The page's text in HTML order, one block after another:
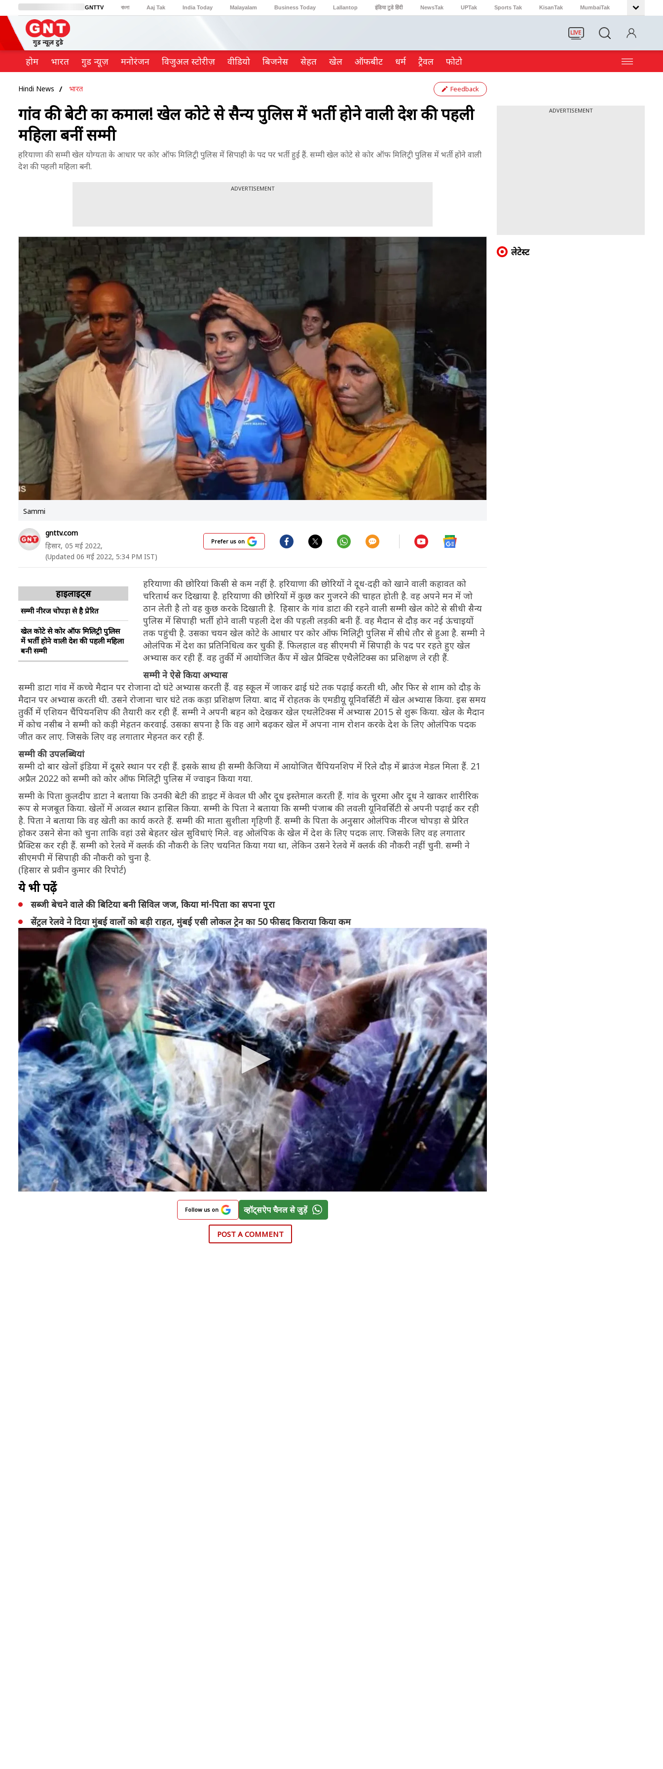
GNTTV বাংলা Aaj Tak India Today Malayalam Business Today Lallantop इंडिया टुडे हिंदी NewsTak UPTak Sports Tak KisanTak MumbaiTak
BT Bazaar Cosmopolitan
LIVE
होम भारत गुड न्यूज़ मनोरंजन विजुअल स्टोरीज़ वीडियो ब‍िजनेस सेहत खेल ऑफबीट धर्म ट्रैवल फोटो
Hindi News भारत Feedback
गांव की बेटी का कमाल! खेल कोटे से सैन्य पुलिस में भर्ती होने वाली देश की पहली
महिला बनीं सम्मी
हरियाणा की सम्मी खेल योग्यता के आधार पर कोर ऑफ मिलिट्री पुलिस में सिपाही के पद पर भर्ती हुई हैं. सम्मी खेल कोटे से कोर ऑफ मिलिट्री पुलिस में भर्ती होने वाली
देश की पहली महिला बनी.
ADVERTISEMENT
Sammi
gnttv.com
हिसार, 05 मई 2022,
(Updated 06 मई 2022, 5:34 PM IST)
Prefer us on
हाइलाइट्स
सम्मी नीरज चोपड़ा से है प्रेरित
खेल कोटे से कोर ऑफ मिलिट्री पुलिस
में भर्ती होने वाली देश की पहली महिला
बनी सम्मी
हरियाणा की छोरियां किसी से कम नहीं है. हरियाणा की छोरियों ने दूध-दही को खाने वाली कहावत को
चरितार्थ कर दिखाया है. हरियाणा की छोरियों में कुछ कर गुजरने की चाहत होती है. वह अपने मन में जो
ठान लेती है तो वह कुछ करके दिखाती है. हिसार के गांव डाटा की रहने वाली सम्मी खेल कोटे से सीधी सैन्य
पुलिस में सिपाही भर्ती होने वाली पहली देश की पहली लड़की बनी हैं. वह मैदान से दौड़ कर नई ऊंचाइयों
तक पहुंची है. उसका चयन खेल कोटे के आधार पर कोर ऑफ मिलिट्री पुलिस में सीधे तौर से हुआ है. सम्मी ने
ओलंपिक में देश का प्रतिनिधित्व कर चुकी हैं. फिलहाल वह सीएमपी में सिपाही के पद पर रहते हुए खेल
अभ्यास कर रही हैं. वह तुर्की में आयोजित कैंप में खेल प्रैक्टिस एथैलेटिक्स का प्रशिक्षण ले रही हैं.
सम्मी ने ऐसे किया अभ्यास
सम्मी डाटा गांव में कच्चे मैदान पर रोजाना दो घंटे अभ्यास करती हैं. वह स्कूल में जाकर ढाई घंटे तक पढ़ाई करती थी, और फिर से शाम को दौड़ के
मैदान पर अभ्यास करती थी. उसने रोजाना चार घंटे तक कड़ा प्रशिक्षण लिया. बाद में रोहतक के एमडीयू यूनिवर्सिटी में खेल अभ्यास किया. इस समय
तुर्की में एशियन चैंपियनशिप की तैयारी कर रही हैं. सम्मी ने अपनी बहन को देखकर खेल एथलेटिक्स में अभ्यास 2015 से शुरू किया. खेल के मैदान
में कोच नसीब ने सम्मी को कड़ी मेहतन करवाई. उसका सपना है कि वह आगे बढ़कर खेल में अपना नाम रोशन करके देश के लिए ओलंपिक पदक
जीत कर लाए. जिसके लिए वह लगातार मेहनत कर रही हैं.
सम्मी की उपलब्धियां
सम्मी दो बार खेलों इंडिया में दूसरे स्थान पर रही हैं. इसके साथ ही सम्मी कैजिया में आयोजित चैंपियनशिप में रिले दौड़ में ब्राउंज मेडल मिला हैं. 21
अप्रैल 2022 को सम्मी को कोर ऑफ मिलिट्री पुलिस में ज्वाइन किया गया.
सम्मी के पिता कुलदीप डाटा ने बताया कि उनकी बेटी की डाइट में केवल घी और दूध इस्तेमाल करती हैं. गांव के चूरमा और दूध ने खाकर शारीरिक
रूप से मजबूत किया. खेलों में अव्वल स्थान हासिल किया. सम्मी के पिता ने बताया कि सम्मी पंजाब की लवली यूनिवर्सिटी से अपनी पढ़ाई कर रही
है. पिता ने बताया कि वह खेती का कार्य करते हैं. सम्मी की माता सुशीला गृहिणी हैं. सम्मी के पिता के अनुसार ओलंपिक नीरज चोपड़ा से प्रेरित
होकर उसने सेना को चुना ताकि वहां उसे बेहतर खेल सुविधाएं मिले. वह ओलंपिक के खेल में देश के लिए पदक लाए. जिसके लिए वह लगातार
प्रैक्टिस कर रही हैं. सम्मी को रेलवे में क्लर्क की नौकरी के लिए चयनित किया गया था, लेकिन उसने रेलवे में क्लर्क की नौकरी नहीं चुनी. सम्मी ने
सीएमपी में सिपाही की नौकरी को चुना है.
(हिसार से प्रवीन कुमार की रिपोर्ट)
ये भी पढ़ें
सब्जी बेचने वाले की बिटिया बनी सिविल जज, किया मां-पिता का सपना पूरा
सेंट्रल रेलवे ने दिया मुंबई वालों को बड़ी राहत, मुंबई एसी लोकल ट्रेन का 50 फीसद किराया किया कम
Follow us on व्हॉट्सऐप चैनल से जुड़ें
POST A COMMENT
ADVERTISEMENT
लेटेस्ट